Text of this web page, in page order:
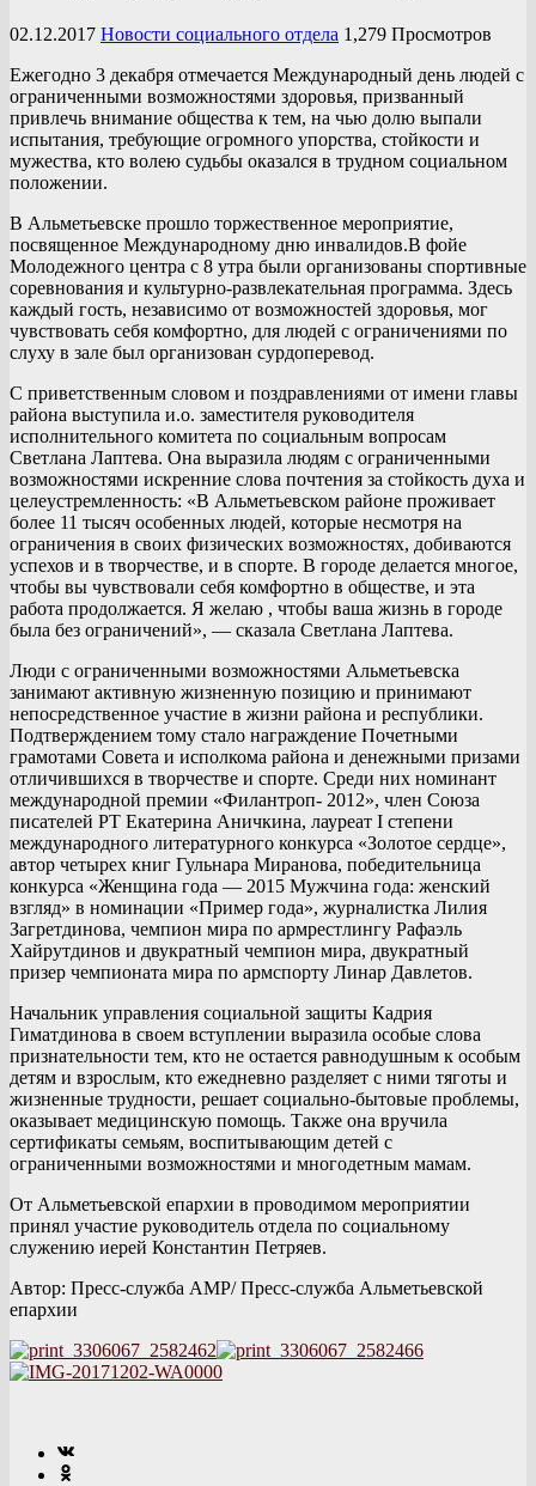
02.12.2017 Новости социального отдела 1,279 Просмотров
Ежегодно 3 декабря отмечается Международный день людей с
ограниченными возможностями здоровья, призванный
привлечь внимание общества к тем, на чью долю выпали
испытания, требующие огромного упорства, стойкости и
мужества, кто волею судьбы оказался в трудном социальном
положении.
В Альметьевске прошло торжественное мероприятие,
посвященное Международному дню инвалидов.В фойе
Молодежного центра с 8 утра были организованы спортивные
соревнования и культурно-развлекательная программа. Здесь
каждый гость, независимо от возможностей здоровья, мог
чувствовать себя комфортно, для людей с ограничениями по
слуху в зале был организован сурдоперевод.
С приветственным словом и поздравлениями от имени главы
района выступила и.о. заместителя руководителя
исполнительного комитета по социальным вопросам
Светлана Лаптева. Она выразила людям с ограниченными
возможностями искренние слова почтения за стойкость духа и
целеустремленность: «В Альметьевском районе проживает
более 11 тысяч особенных людей, которые несмотря на
ограничения в своих физических возможностях, добиваются
успехов и в творчестве, и в спорте. В городе делается многое,
чтобы вы чувствовали себя комфортно в обществе, и эта
работа продолжается. Я желаю , чтобы ваша жизнь в городе
была без ограничений», — сказала Светлана Лаптева.
Люди с ограниченными возможностями Альметьевска
занимают активную жизненную позицию и принимают
непосредственное участие в жизни района и республики.
Подтверждением тому стало награждение Почетными
грамотами Совета и исполкома района и денежными призами
отличившихся в творчестве и спорте. Среди них номинант
международной премии «Филантроп- 2012», член Союза
писателей РТ Екатерина Аничкина, лауреат I степени
международного литературного конкурса «Золотое сердце»,
автор четырех книг Гульнара Миранова, победительница
конкурса «Женщина года — 2015 Мужчина года: женский
взгляд» в номинации «Пример года», журналистка Лилия
Загретдинова, чемпион мира по армрестлингу Рафаэль
Хайрутдинов и двукратный чемпион мира, двукратный
призер чемпионата мира по армспорту Линар Давлетов.
Начальник управления социальной защиты Кадрия
Гиматдинова в своем вступлении выразила особые слова
признательности тем, кто не остается равнодушным к особым
детям и взрослым, кто ежедневно разделяет с ними тяготы и
жизненные трудности, решает социально-бытовые проблемы,
оказывает медицинскую помощь. Также она вручила
сертификаты семьям, воспитывающим детей с
ограниченными возможностями и многодетным мамам.
От Альметьевской епархии в проводимом мероприятии
принял участие руководитель отдела по социальному
служению иерей Константин Петряев.
Автор: Пресс-служба АМР/ Пресс-служба Альметьевской
епархии